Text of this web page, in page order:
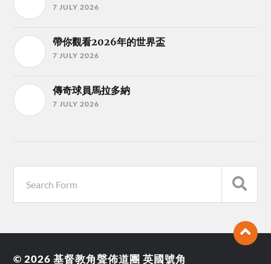
7 JULY 2026
帶你觀看2026年的世界盃
7 JULY 2026
傳奇球員馬拉多納
7 JULY 2026
© 2026基督教角聲佈道團 英國號角